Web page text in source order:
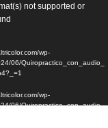
not supported or
wp-
06/Quiropractico_con_audio_
wp-
06/Quiropractico_con_audio_